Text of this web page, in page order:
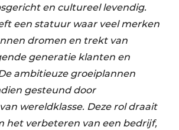
en cultureel levendig.
een statuur waar veel merken
dromen en trekt van
generatie klanten en
ambitieuze groeiplannen
gesteund door
wereldklasse. Deze rol draait
het verbeteren van een bedrijf,